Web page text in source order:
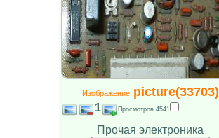
Изображениеpicture(33703)
1 Просмотров 4541
Прочая электроника